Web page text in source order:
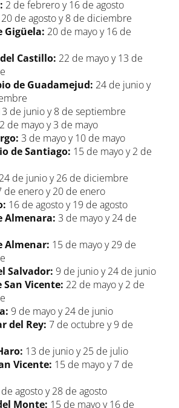
2 de febrero y 16 de agosto
20 de agosto y 8 de diciembre
Gigüela: 20 de mayo y 16 de
Castillo: 22 de mayo y 13 de
de Guadamejud: 24 de junio y
de junio y 8 de septiembre
2 de mayo y 3 de mayo
3 de mayo y 10 de mayo
de Santiago: 15 de mayo y 2 de
24 de junio y 26 de diciembre
de enero y 20 de enero
16 de agosto y 19 de agosto
Almenara: 3 de mayo y 24 de
Almenar: 15 de mayo y 29 de
Salvador: 9 de junio y 24 de junio
San Vicente: 22 de mayo y 2 de
9 de mayo y 24 de junio
del Rey: 7 de octubre y 9 de
13 de junio y 25 de julio
Vicente: 15 de mayo y 7 de
agosto y 28 de agosto
Monte: 15 de mayo y 16 de